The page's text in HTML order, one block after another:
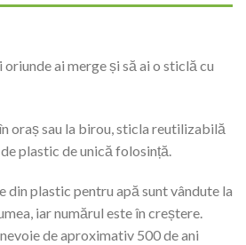
ai merge și să ai o sticlă cu
oraș sau la birou, sticla reutilizabilă
plastic de unică folosință.
din plastic pentru apă sunt vândute la
iar numărul este în creștere.
de aproximativ 500 de ani